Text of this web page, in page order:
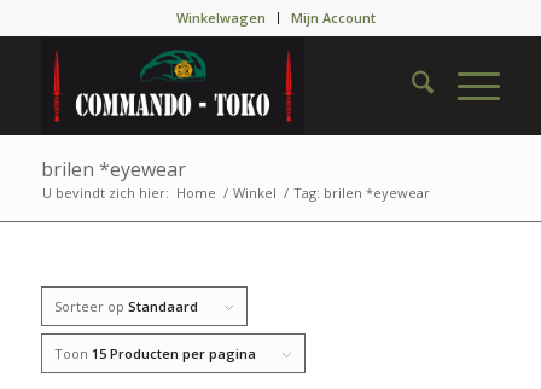
Winkelwagen Mijn Account
brilen *eyewear
U bevindt zich hier: Home / Winkel / Tag: brilen *eyewear
Sorteer op Standaard
Toon 15 Producten per pagina